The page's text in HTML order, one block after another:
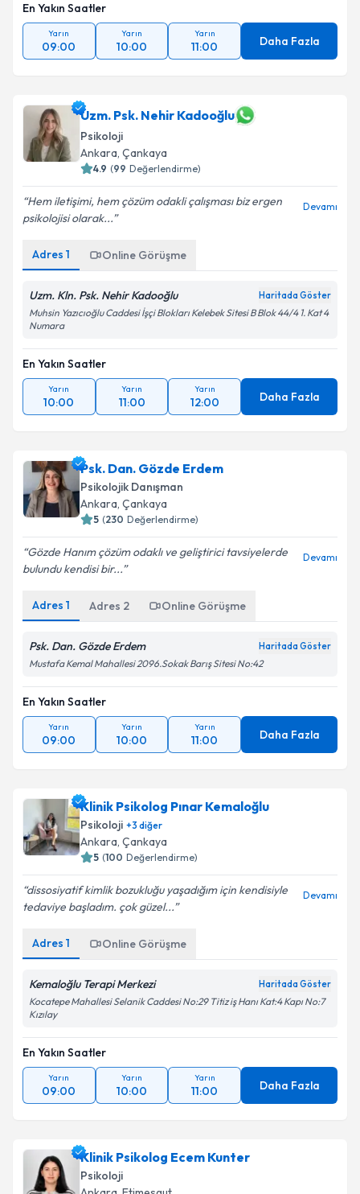
En Yakın Saatler
Yarın
09:00
Yarın
10:00
Yarın
11:00 Daha Fazla
Uzm. Psk. Nehir Kadooğlu
Psikoloji
Ankara, Çankaya
4.9 (99 Değerlendirme)
Hem iletişimi, hem çözüm odakli çalışması biz ergen
psikolojisi olarak...
Devamı
Adres 1 Online Görüşme
Uzm. Kln. Psk. Nehir Kadooğlu Haritada Göster
Muhsin Yazıcıoğlu Caddesi İşçi Blokları Kelebek Sitesi B Blok 44/4 1. Kat 4
Numara
En Yakın Saatler
Yarın
10:00
Yarın
11:00
Yarın
12:00 Daha Fazla
Psk. Dan. Gözde Erdem
Psikolojik Danışman
Ankara, Çankaya
5 (230 Değerlendirme)
Gözde Hanım çözüm odaklı ve geliştirici tavsiyelerde
bulundu kendisi bir...
Devamı
Adres 1 Adres 2 Online Görüşme
Psk. Dan. Gözde Erdem Haritada Göster
Mustafa Kemal Mahallesi 2096.Sokak Barış Sitesi No:42
En Yakın Saatler
Yarın
09:00
Yarın
10:00
Yarın
11:00 Daha Fazla
Klinik Psikolog Pınar Kemaloğlu
Psikoloji +3 diğer
Ankara, Çankaya
5 (100 Değerlendirme)
dissosiyatif kimlik bozukluğu yaşadığım için kendisiyle
tedaviye başladım. çok güzel...
Devamı
Adres 1 Online Görüşme
Kemaloğlu Terapi Merkezi Haritada Göster
Kocatepe Mahallesi Selanik Caddesi No:29 Titiz iş Hanı Kat:4 Kapı No:7
Kızılay
En Yakın Saatler
Yarın
09:00
Yarın
10:00
Yarın
11:00 Daha Fazla
Klinik Psikolog Ecem Kunter
Psikoloji